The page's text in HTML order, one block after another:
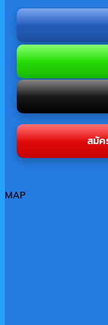
สมัค
MAP